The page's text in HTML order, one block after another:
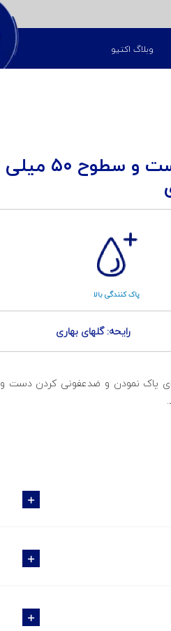
وبلاگ اکتیو
اسپری ضدعفونی کننده دست و سطوح ۵۰ میلی
پاک کنندگی بالا
رایحه: گلهای بهاری
پاک نمودن و ضدعفونی کردن دست و